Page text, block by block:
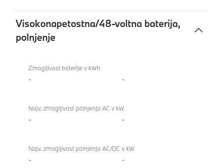
Visokonapetostna/48-voltna baterija,
polnjenje
voltna
baterija,
Zmogljivost baterije v kWh
- -
Najv. zmogljivost polnjenja AC v kW
- -
Najv. zmogljivost polnjenja AC/DC v kW
- -